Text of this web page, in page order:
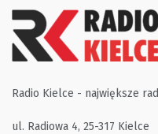
Radio Kielce - największe
ul. Radiowa 4, 25-317 Kielce